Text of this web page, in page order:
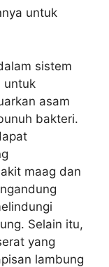
untuk
sistem
untuk
asam
bakteri.
maag dan
Selain itu,
yang
lambung